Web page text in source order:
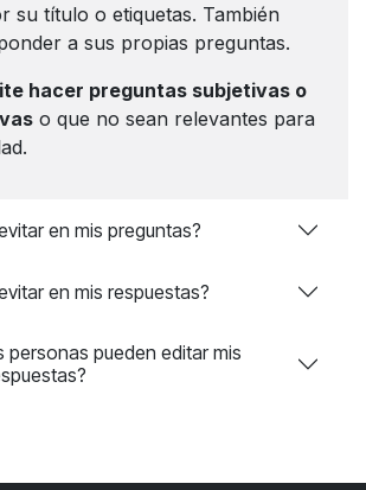
su título o etiquetas. También
a sus propias preguntas.
hacer preguntas subjetivas o
o que no sean relevantes para
en mis preguntas?
en mis respuestas?
personas pueden editar mis